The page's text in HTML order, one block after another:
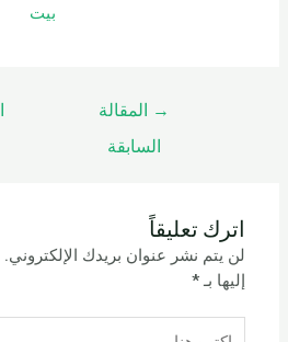
بيت
→
المقالة
السابقة
اترك تعليقاً
لن يتم نشر عنوان بريدك الإلكتروني.
إليها بـ*